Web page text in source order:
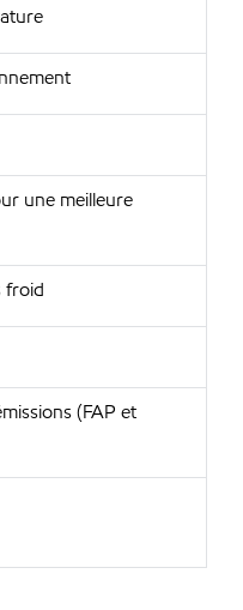
une meilleure
froid
(FAP et